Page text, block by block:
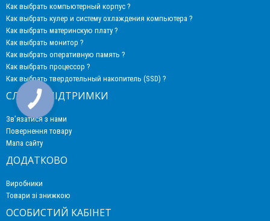
Как выбрать компьютерный корпус ?
Как выбрать кулер и систему охлаждения компьютера ?
Как выбрать материнскую плату ?
Как выбрать монитор ?
Как выбрать оперативную память ?
Как выбрать процессор ?
Как выбрать твердотельный накопитель (SSD) ?
СЛУЖБА ПІДТРИМКИ
Зв’язатися з нами
Повернення товару
Мапа сайту
ДОДАТКОВО
Виробники
Товари зі знижкою
ОСОБИСТИЙ КАБІНЕТ